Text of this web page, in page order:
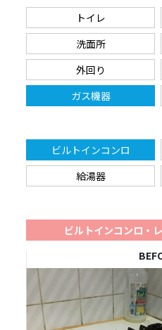
トイレ
洗面所
外回り
ガス機器
ビルトインコンロ
給湯器
ビルトインコンロ・